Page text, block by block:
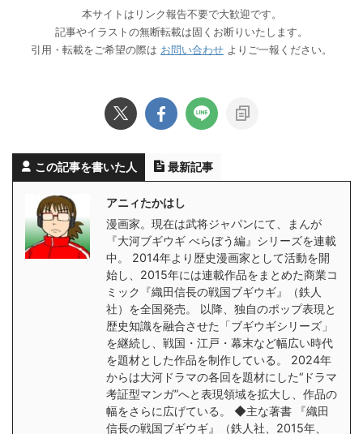
本サイトはリンク報告不要で大歓迎です。
記事やイラストの無断転載は固くお断りいたします。
引用・転載をご希望の際は お問い合わせ よりご一報ください。
この記事を書いた人 最新記事
アニィたかはし
漫画家。現在は武将ジャパンにて、まんが
『大河ブギウギ べらぼう編』シリーズを連載
中。 2014年より歴史漫画家として活動を開
始し、2015年には連載作品をまとめた商業コ
ミック『織田信長の戦国ブギウギ』（鉄人
社）を全国発売。 以降、独自のポップ表現と
歴史知識を融合させた「ブギウギシリーズ」
を継続し、戦国・江戸・幕末など幅広い時代
を題材とした作品を制作している。 2024年
からは大河ドラマの各回を題材にした“ドラマ
考証型マンガ”へと表現領域を拡大し、作品の
幅をさらに広げている。 ◆主な著書 『織田
信長の戦国ブギウギ』（鉄人社、2015年、